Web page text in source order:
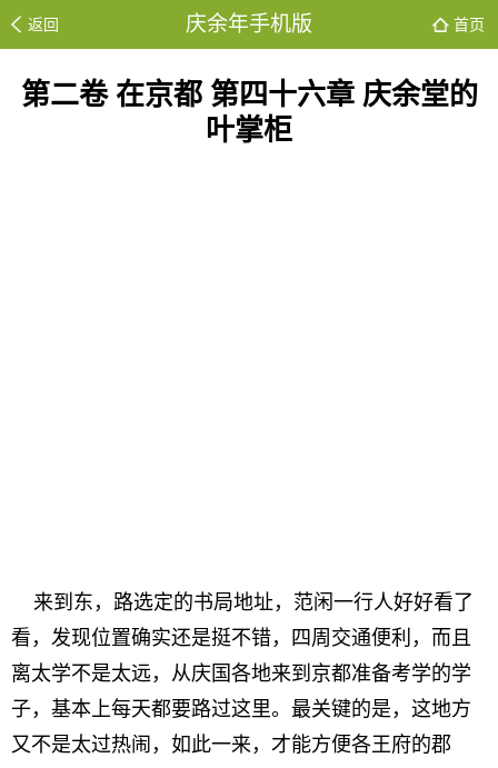
返回 庆余年手机版 首页
第二卷 在京都 第四十六章 庆余堂的
叶掌柜
来到东，路选定的书局地址，范闲一行人好好看了
看，发现位置确实还是挺不错，四周交通便利，而且
离太学不是太远，从庆国各地来到京都准备考学的学
子，基本上每天都要路过这里。最关键的是，这地方
又不是太过热闹，如此一来，才能方便各王府的郡